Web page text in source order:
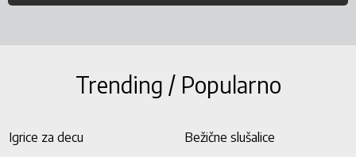
Trending / Popularno
Igrice za decu
Bežične slušalice